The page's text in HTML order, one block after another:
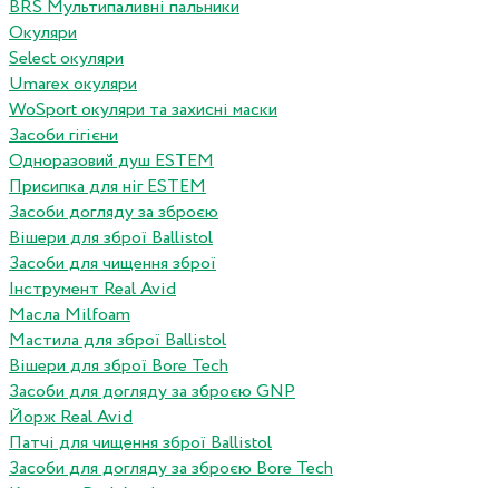
BRS Мультипаливні пальники
Окуляри
Select окуляри
Umarex окуляри
WoSport окуляри та захисні маски
Засоби гігієни
Одноразовий душ ESTEM
Присипка для ніг ESTEM
Засоби догляду за зброєю
Вішери для зброї Ballistol
Засоби для чищення зброї
Інструмент Real Avid
Масла Milfoam
Мастила для зброї Ballistol
Вішери для зброї Bore Tech
Засоби для догляду за зброєю GNP
Йорж Real Avid
Патчі для чищення зброї Ballistol
Засоби для догляду за зброєю Bore Tech